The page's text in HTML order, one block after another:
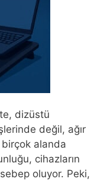
dizüstü
değil, ağır
alanda
cihazların
oluyor. Peki,